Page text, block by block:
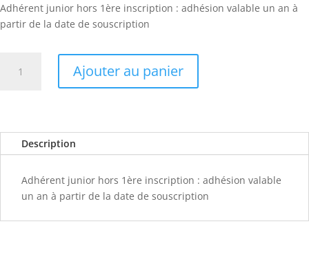
Adhérent junior hors 1ère inscription : adhésion valable un an à
partir de la date de souscription
inscription
Ajouter au panier
Description
Adhérent junior hors 1ère inscription : adhésion valable
un an à partir de la date de souscription